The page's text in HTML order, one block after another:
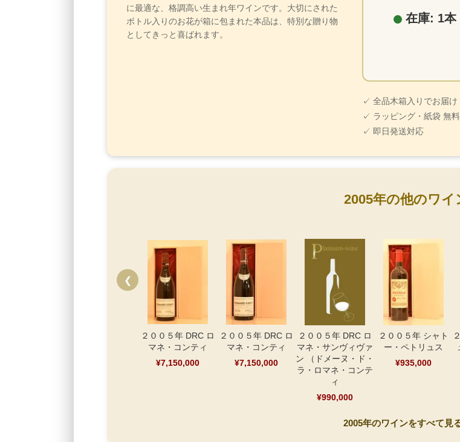
に最適な、格調高い生まれ年ワインです。大切にされた
ボトル入りのお花が箱に包まれた本品は、特別な贈り物
としてきっと喜ばれます。
在庫: 1本
✓ 全品木箱入りでお届け
✓ ラッピング・紙袋 無料
✓ 即日発送対応
2005年の他のワイ
❮
２００５年 DRC ロ
マネ・コンティ
¥7,150,000
２００５年 DRC ロ
マネ・コンティ
¥7,150,000
２００５年 DRC ロ
マネ・サンヴィヴァ
ン （ドメーヌ・ド・
ラ・ロマネ・コンテ
ィ
¥990,000
２００５年 シャト
ー・ペトリュス
¥935,000
2005年のワインをすべて見